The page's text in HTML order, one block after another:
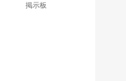
掲示板